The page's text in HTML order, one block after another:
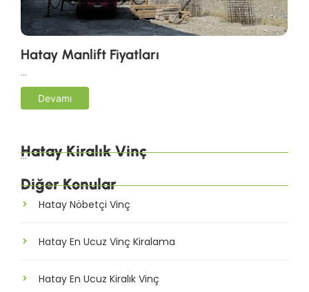
Hatay Manlift Fiyatları
…
Devamı
Hatay Kiralık Vinç
…
Diğer Konular
Hatay Nöbetçi Vinç
Hatay En Ucuz Vinç Kiralama
Hatay En Ucuz Kiralık Vinç